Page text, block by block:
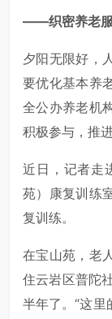
——织密养老服
夕阳无限好，
要优化基本养
全公办养老机
积极参与，推
近日，记者走
苑）康复训练
复训练。
在宝山苑，老
住云岩区普陀
半年了。“这里